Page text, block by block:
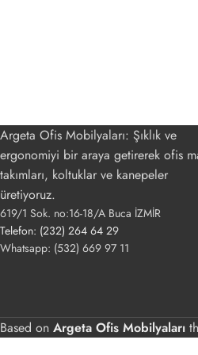
BÜRO ÇALIŞMA
Makam Masaları
Personel Masaları
Argeta Ofis Mobilyaları: Şıklık ve
ergonomiyi bir araya getirerek ofis
takımları, koltuklar ve kanepeler
üretiyoruz.
619/1 Sok. no:16-18/A Buca İZMİR
Telefon: (232) 264 64 29
Whatsapp: (532) 669 97 11
Based on Argeta Ofis Mobilyaları